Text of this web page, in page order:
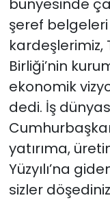
şeref
kardeşlerimiz,
Birliği’nin
ekonomik
dedi. İş
yatırıma,
Yüzyılı’na
sizler